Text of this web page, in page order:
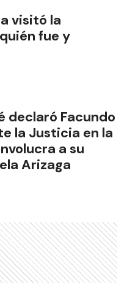
visitó la
fue y
declaró Facundo
la Justicia en la
a su
Arizaga